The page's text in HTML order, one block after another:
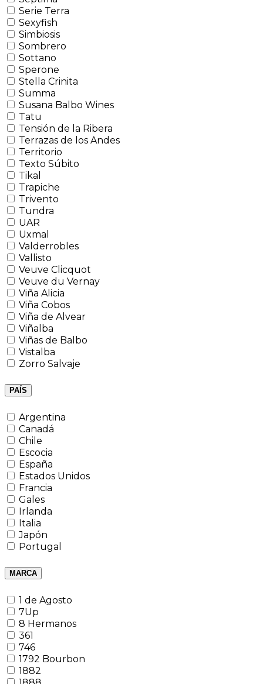
Serie Terra
Sexyfish
Simbiosis
Sombrero
Sottano
Sperone
Stella Crinita
Summa
Susana Balbo Wines
Tatu
Tensión de la Ribera
Terrazas de los Andes
Territorio
Texto Súbito
Tikal
Trapiche
Trivento
Tundra
UAR
Uxmal
Valderrobles
Vallisto
Veuve Clicquot
Veuve du Vernay
Viña Alicia
Viña Cobos
Viña de Alvear
Viñalba
Viñas de Balbo
Vistalba
Zorro Salvaje
PAÍS
Argentina
Canadá
Chile
Escocia
España
Estados Unidos
Francia
Gales
Irlanda
Italia
Japón
Portugal
MARCA
1 de Agosto
7Up
8 Hermanos
361
746
1792 Bourbon
1882